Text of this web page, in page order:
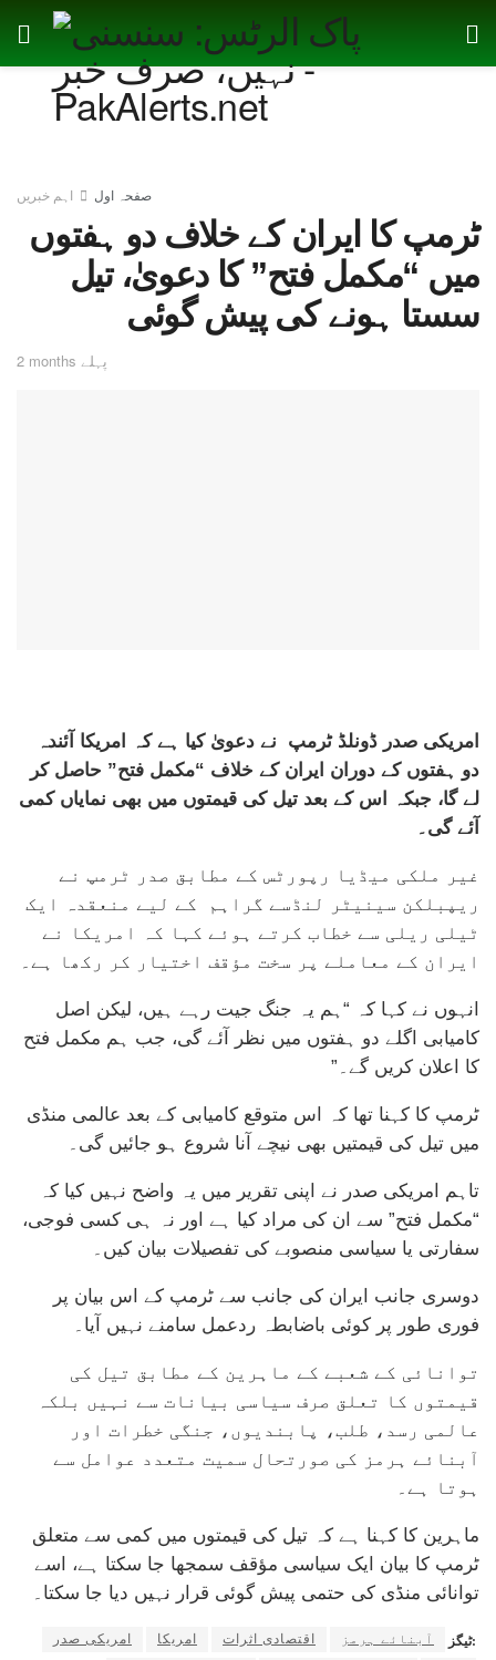
صفحہ اول اہم خبریں
ٹرمپ کا ایران کے خلاف دو ہفتوں
میں “مکمل فتح” کا دعویٰ، تیل
سستا ہونے کی پیش گوئی
2 months پہلے
امریکی صدر ڈونلڈ ٹرمپ نے دعویٰ کیا ہے کہ امریکا آئندہ
دو ہفتوں کے دوران ایران کے خلاف “مکمل فتح” حاصل کر
لے گا، جبکہ اس کے بعد تیل کی قیمتوں میں بھی نمایاں کمی
آئے گی۔
غیر ملکی میڈیا رپورٹس کے مطابق صدر ٹرمپ نے
ریپبلکن سینیٹر لنڈسے گراہم کے لیے منعقدہ ایک
ٹیلی ریلی سے خطاب کرتے ہوئے کہا کہ امریکا نے
ایران کے معاملے پر سخت مؤقف اختیار کر رکھا ہے۔
انہوں نے کہا کہ “ہم یہ جنگ جیت رہے ہیں، لیکن اصل
کامیابی اگلے دو ہفتوں میں نظر آئے گی، جب ہم مکمل فتح
کا اعلان کریں گے۔”
ٹرمپ کا کہنا تھا کہ اس متوقع کامیابی کے بعد عالمی منڈی
میں تیل کی قیمتیں بھی نیچے آنا شروع ہو جائیں گی۔
تاہم امریکی صدر نے اپنی تقریر میں یہ واضح نہیں کیا کہ
“مکمل فتح” سے ان کی مراد کیا ہے اور نہ ہی کسی فوجی،
سفارتی یا سیاسی منصوبے کی تفصیلات بیان کیں۔
دوسری جانب ایران کی جانب سے ٹرمپ کے اس بیان پر
فوری طور پر کوئی باضابطہ ردعمل سامنے نہیں آیا۔
توانائی کے شعبے کے ماہرین کے مطابق تیل کی
قیمتوں کا تعلق صرف سیاسی بیانات سے نہیں بلکہ
عالمی رسد، طلب، پابندیوں، جنگی خطرات اور
آبنائے ہرمز کی صورتحال سمیت متعدد عوامل سے
ہوتا ہے۔
ماہرین کا کہنا ہے کہ تیل کی قیمتوں میں کمی سے متعلق
ٹرمپ کا بیان ایک سیاسی مؤقف سمجھا جا سکتا ہے، اسے
توانائی منڈی کی حتمی پیش گوئی قرار نہیں دیا جا سکتا۔
ٹیگز: آبنائے ہرمز اقتصادی اثرات امریکا
امریکی صدر